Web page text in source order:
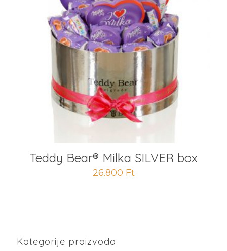
Teddy Bear® Milka SILVER box
26.800 Ft
Kategorije proizvoda